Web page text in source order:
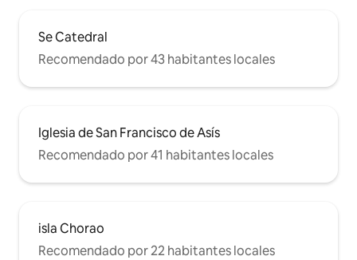
Se Catedral
Recomendado por 43 habitantes locales
Iglesia de San Francisco de Asís
Recomendado por 41 habitantes locales
isla Chorao
Recomendado por 22 habitantes locales